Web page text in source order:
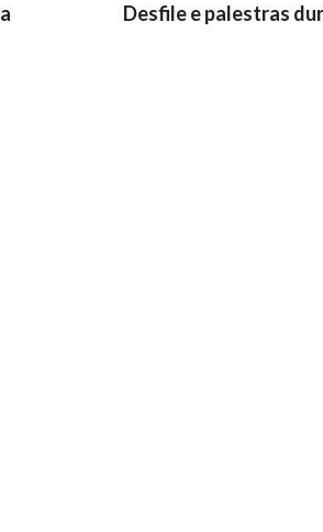
Desfile e palestras